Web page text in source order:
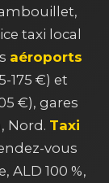
taxi local
aéroports
175 €) et
€), gares
Nord. Taxi
vous
ALD 100 %,